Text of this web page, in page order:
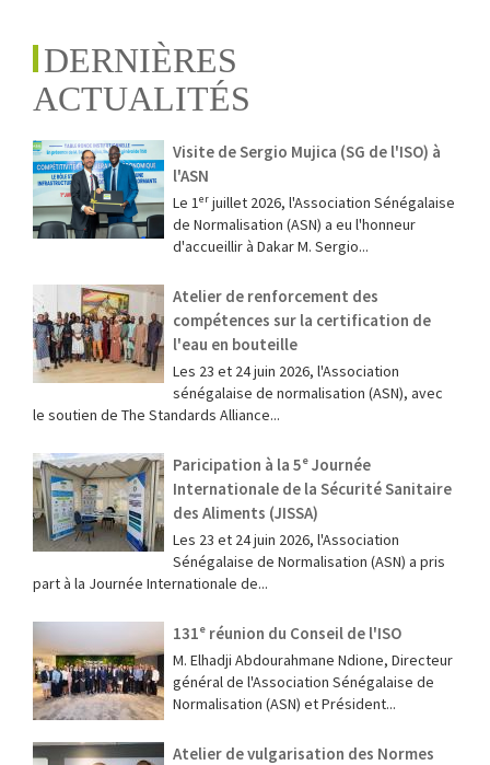
DERNIÈRES
ACTUALITÉS
Visite de Sergio Mujica (SG de l'ISO) à
l'ASN
Le 1ᵉʳ juillet 2026, l'Association Sénégalaise
de Normalisation (ASN) a eu l'honneur
d'accueillir à Dakar M. Sergio...
Atelier de renforcement des
compétences sur la certification de
l'eau en bouteille
Les 23 et 24 juin 2026, l'Association
sénégalaise de normalisation (ASN), avec
le soutien de The Standards Alliance...
Paricipation à la 5ᵉ Journée
Internationale de la Sécurité Sanitaire
des Aliments (JISSA)
‎Les 23 et 24 juin 2026, l'Association
Sénégalaise de Normalisation (ASN) a pris
part à la Journée Internationale de...
131ᵉ réunion du Conseil de l'ISO
M. Elhadji Abdourahmane Ndione, Directeur
général de l'Association Sénégalaise de
Normalisation (ASN) et Président...
Atelier de vulgarisation des Normes